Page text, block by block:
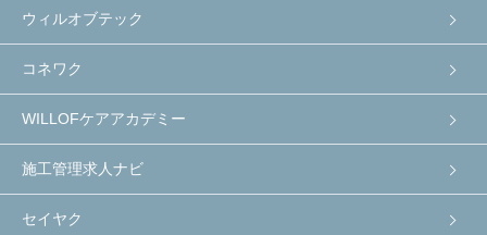
ウィルオブテック
コネワク
WILLOFケアアカデミー
施工管理求人ナビ
セイヤク